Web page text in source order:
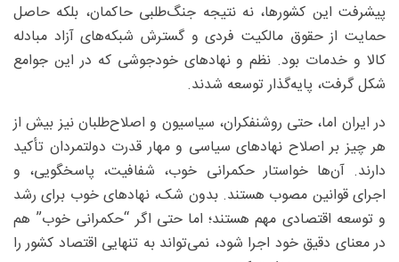
پیشرفت این کشورها، نه نتیجه جنگ‌طلبی حاکمان، بلکه حاصل
حمایت از حقوق مالکیت فردی و گسترش شبکه‌های آزاد مبادله
کالا و خدمات بود. نظم و نهادهای خودجوشی که در این جوامع
شکل گرفت، پایه‌گذار توسعه شدند.
در ایران اما، حتی روشنفکران، سیاسیون و اصلاح‌طلبان نیز بیش از
هر چیز بر اصلاح نهادهای سیاسی و مهار قدرت دولتمردان تأکید
دارند. آن‌ها خواستار حکمرانی خوب، شفافیت، پاسخگویی، و
اجرای قوانین مصوب هستند. بدون شک، نهادهای خوب برای رشد
و توسعه اقتصادی مهم هستند؛ اما حتی اگر “حکمرانی خوب” هم
در معنای دقیق خود اجرا شود، نمی‌تواند به تنهایی اقتصاد کشور را